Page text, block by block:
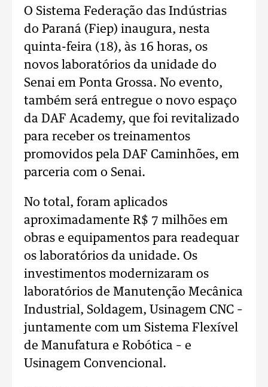
O Sistema Federação das Indústrias
do Paraná (Fiep) inaugura, nesta
quinta-feira (18), às 16 horas, os
novos laboratórios da unidade do
Senai em Ponta Grossa. No evento,
também será entregue o novo espaço
da DAF Academy, que foi revitalizado
para receber os treinamentos
promovidos pela DAF Caminhões, em
parceria com o Senai.
No total, foram aplicados
aproximadamente R$ 7 milhões em
obras e equipamentos para readequar
os laboratórios da unidade. Os
investimentos modernizaram os
laboratórios de Manutenção Mecânica
Industrial, Soldagem, Usinagem CNC –
juntamente com um Sistema Flexível
de Manufatura e Robótica – e
Usinagem Convencional.